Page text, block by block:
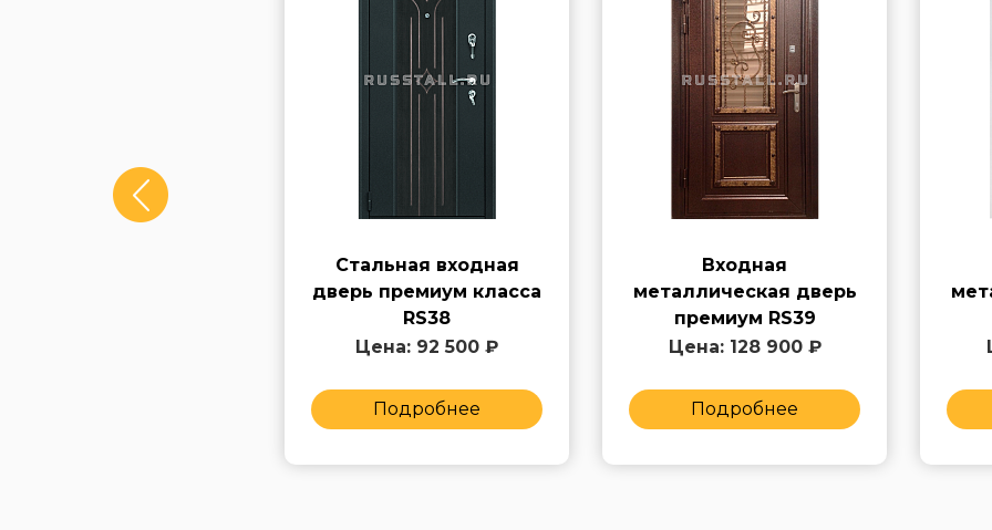
Стальная входная
дверь премиум класса
RS38
Цена: 92 500 ₽
Подробнее
Входная
металлическая дверь
премиум RS39
Цена: 128 900 ₽
Подробнее